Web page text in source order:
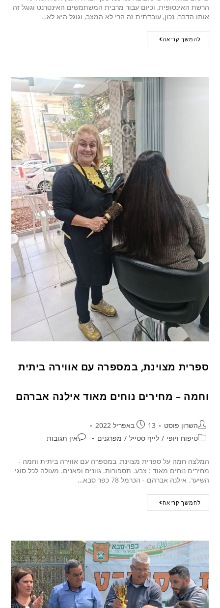
הרשת האינסופית, וכיום עבור מרבית המשתמשים האינטרנט וגוגל זה
אותו הדבר. נכון, עובדתית זה הרי לא המצב, וגוגל היא לא…
להמשך קריאה
ספרית מצוינת, במספרה עם אווירה ביתית
וחמה – מחירים נוחים מאוד אילנה אברהם
השרון פוסט
13 באפריל 2022
טיפוח ויופי / לייף סטייל / מפרגנים אין תגובות
המלצה חמה על ספרית מצוינת, במספרה עם אווירה ביתית וחמה -
מחירים נוחים מאוד : צבע. תספורות. גוונים ופאנים. מעולה לכל סוגי
השיער. אילנה אברהם - הכרמל 78 כפר סבא…
להמשך קריאה